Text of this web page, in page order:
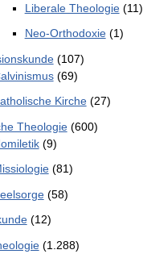
Liberale Theologie(11)
Neo-Orthodoxie(1)
(107)
(69)
Kirche(27)
Theologie(600)
(9)
(81)
(58)
(12)
(1.288)